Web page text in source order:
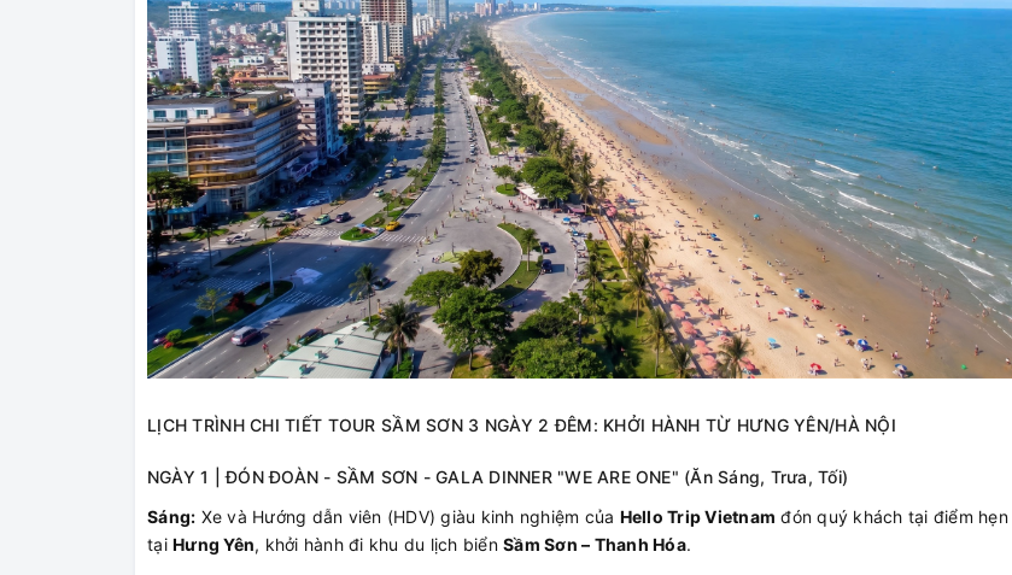
LỊCH TRÌNH CHI TIẾT TOUR SẦM SƠN 3 NGÀY 2 ĐÊM: KHỞI HÀNH TỪ HƯNG YÊN/HÀ NỘI
NGÀY 1 | ĐÓN ĐOÀN - SẦM SƠN - GALA DINNER "WE ARE ONE" (Ăn Sáng, Trưa, Tối)
Sáng: Xe và Hướng dẫn viên (HDV) giàu kinh nghiệm của Hello Trip Vietnam đón quý khách tại điểm hẹn
tại Hưng Yên, khởi hành đi khu du lịch biển Sầm Sơn – Thanh Hóa.